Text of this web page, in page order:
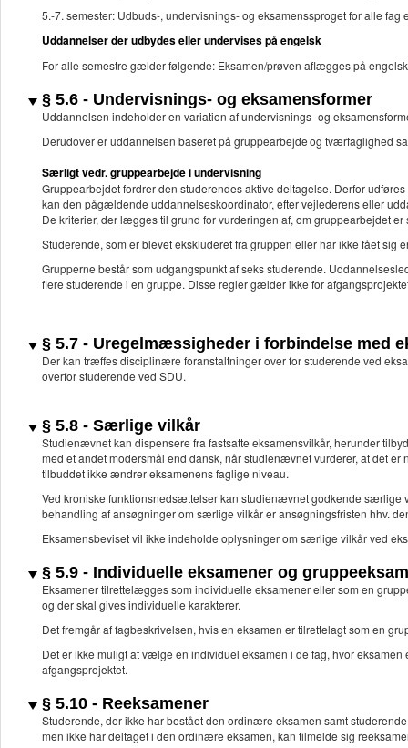
5.-7. semester: Udbuds-, undervisnings- og eksamenssproget for alle
Uddannelser der udbydes eller undervises på engelsk
For alle semestre gælder følgende: Eksamen/prøven aflægges på
§ 5.6 - Undervisnings- og eksamensformer
Uddannelsen indeholder en variation af undervisnings- og
Derudover er uddannelsen baseret på gruppearbejde og tværfaglighed
Særligt vedr. gruppearbejde i undervisning
Gruppearbejdet fordrer den studerendes aktive deltagelse. Derfor
kan den pågældende uddannelseskoordinator, efter vejlederens eller
De kriterier, der lægges til grund for vurderingen af, om gruppearbejdet
Studerende, som er blevet ekskluderet fra gruppen eller har ikke fået
Grupperne består som udgangspunkt af seks studerende.
flere studerende i en gruppe. Disse regler gælder ikke for
§ 5.7 - Uregelmæssigheder i forbindelse med
Der kan træffes disciplinære foranstaltninger over for studerende ved
overfor studerende ved SDU.
§ 5.8 - Særlige vilkår
Studienævnet kan dispensere fra fastsatte eksamensvilkår, herunder
med et andet modersmål end dansk, når studienævnet vurderer, at det
tilbuddet ikke ændrer eksamenens faglige niveau.
Ved kroniske funktionsnedsættelser kan studienævnet godkende
behandling af ansøgninger om særlige vilkår er ansøgningsfristen hhv.
Eksamensbeviset vil ikke indeholde oplysninger om særlige vilkår ved
§ 5.9 - Individuelle eksamener og
Eksamener tilrettelægges som individuelle eksamener eller som en
og der skal gives individuelle karakterer.
Det fremgår af fagbeskrivelsen, hvis en eksamen er tilrettelagt som en
Det er ikke muligt at vælge en individuel eksamen i de fag, hvor
afgangsprojektet.
§ 5.10 - Reeksamener
Studerende, der ikke har bestået den ordinære eksamen samt
men ikke har deltaget i den ordinære eksamen, kan tilmelde sig